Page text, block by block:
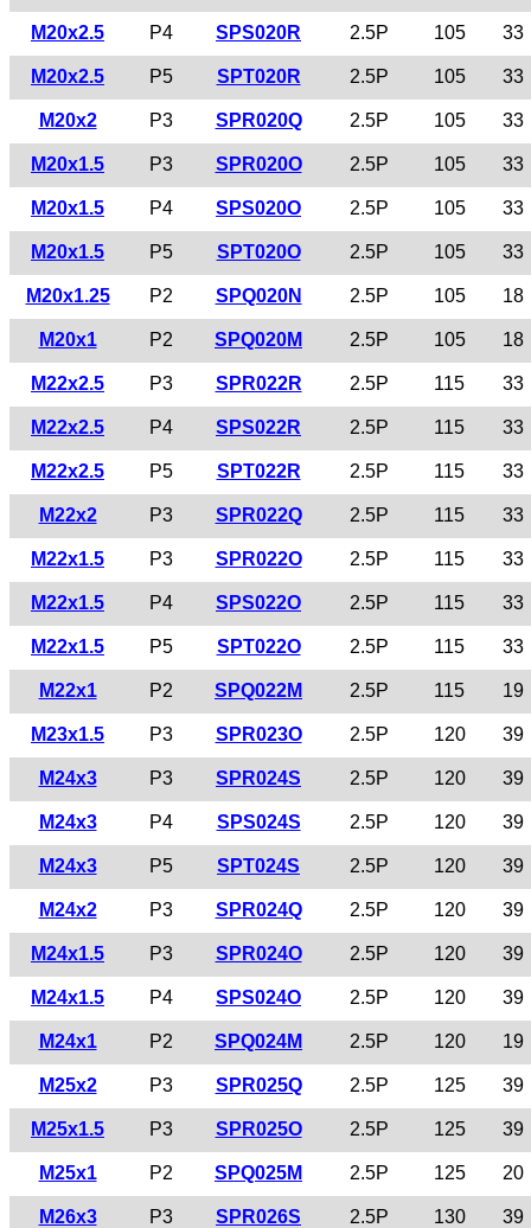
M20x2.5 P4 SPS020R 2.5P 105 33
M20x2.5 P5 SPT020R 2.5P 105 33
M20x2 P3 SPR020Q 2.5P 105 33
M20x1.5 P3 SPR020O 2.5P 105 33
M20x1.5 P4 SPS020O 2.5P 105 33
M20x1.5 P5 SPT020O 2.5P 105 33
M20x1.25 P2 SPQ020N 2.5P 105 18
M20x1 P2 SPQ020M 2.5P 105 18
M22x2.5 P3 SPR022R 2.5P 115 33
M22x2.5 P4 SPS022R 2.5P 115 33
M22x2.5 P5 SPT022R 2.5P 115 33
M22x2 P3 SPR022Q 2.5P 115 33
M22x1.5 P3 SPR022O 2.5P 115 33
M22x1.5 P4 SPS022O 2.5P 115 33
M22x1.5 P5 SPT022O 2.5P 115 33
M22x1 P2 SPQ022M 2.5P 115 19
M23x1.5 P3 SPR023O 2.5P 120 39
M24x3 P3 SPR024S 2.5P 120 39
M24x3 P4 SPS024S 2.5P 120 39
M24x3 P5 SPT024S 2.5P 120 39
M24x2 P3 SPR024Q 2.5P 120 39
M24x1.5 P3 SPR024O 2.5P 120 39
M24x1.5 P4 SPS024O 2.5P 120 39
M24x1 P2 SPQ024M 2.5P 120 19
M25x2 P3 SPR025Q 2.5P 125 39
M25x1.5 P3 SPR025O 2.5P 125 39
M25x1 P2 SPQ025M 2.5P 125 20
M26x3 P3 SPR026S 2.5P 130 39